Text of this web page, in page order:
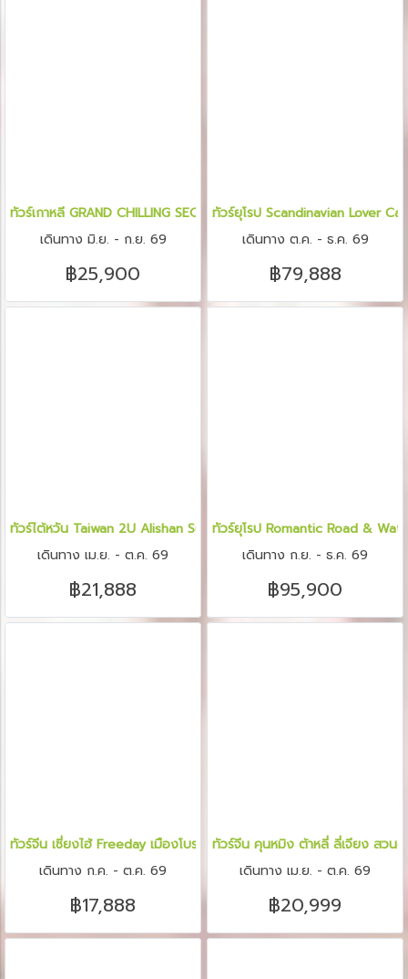
ทัวร์เกาหลี GRAND CHILLING SEOUL 5 วัน 3 คืน
เดินทาง มิ.ย. - ก.ย. 69
฿25,900
ทัวร์ยุโรป Scandinavian Lover
เดินทาง ต.ค. - ธ.ค. 69
฿79,888
ทัวร์ไต้หวัน Taiwan 2U Alishan Sun Moon Lake Taipei 5 วัน 3 คืน
เดินทาง เม.ย. - ต.ค. 69
฿21,888
ทัวร์ยุโรป Romantic Road &
เดินทาง ก.ย. - ธ.ค. 69
฿95,900
ทัวร์จีน เซี่ยงไฮ้ Freeday เมืองโบราณ Panlong Tiandi 6 วัน 4 คืน
เดินทาง ก.ค. - ต.ค. 69
฿17,888
ทัวร์จีน คุนหมิง ต้าหลี่ ลี่เจียง สวน
เดินทาง เม.ย. - ต.ค. 69
฿20,999